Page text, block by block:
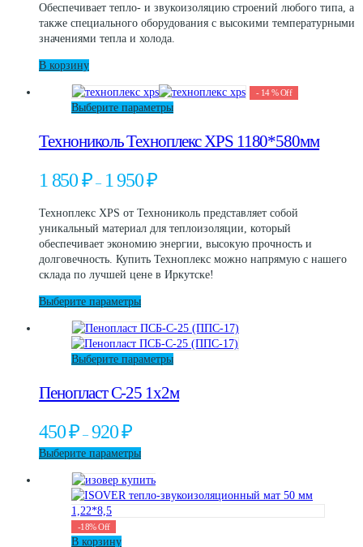
Обеспечивает тепло- и звукоизоляцию строений любого типа, а
также специального оборудования с высокими температурными
значениями тепла и холода.
В корзину
- 14 % Off
Выберите параметрыЭтот
имеет
несколько
выбрать
на
странице
товара.
Технониколь Техноплекс XPS 1180*580мм
1 850₽ – 1 950₽Диапазон
850 ₽
–
1
950 ₽
Техноплекс XPS от Технониколь представляет собой
уникальный материал для теплоизоляции, который
обеспечивает экономию энергии, высокую прочность и
долговечность. Купить Техноплекс можно напрямую с нашего
склада по лучшей цене в Иркутске!
Выберите параметрыЭтот
имеет
несколько
вариаций.
можно
товара.
Выберите параметрыЭтот
имеет
несколько
странице
Пенопласт С-25 1х2м
450₽ – 920₽Диапазон
450 ₽
920 ₽
Выберите параметрыЭтот
имеет
несколько
-18% Off
В корзину